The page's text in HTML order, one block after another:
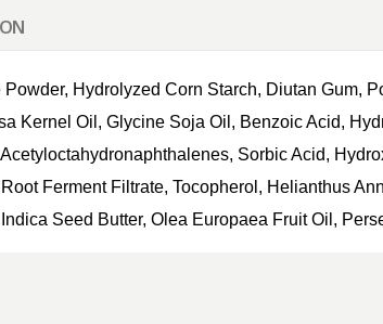
Powder, Hydrolyzed Corn Starch, Diutan Gum,
Kernel Oil, Glycine Soja Oil, Benzoic Acid,
Acetyloctahydronaphthalenes, Sorbic Acid,
Ferment Filtrate, Tocopherol, Helianthus
Seed Butter, Olea Europaea Fruit Oil,